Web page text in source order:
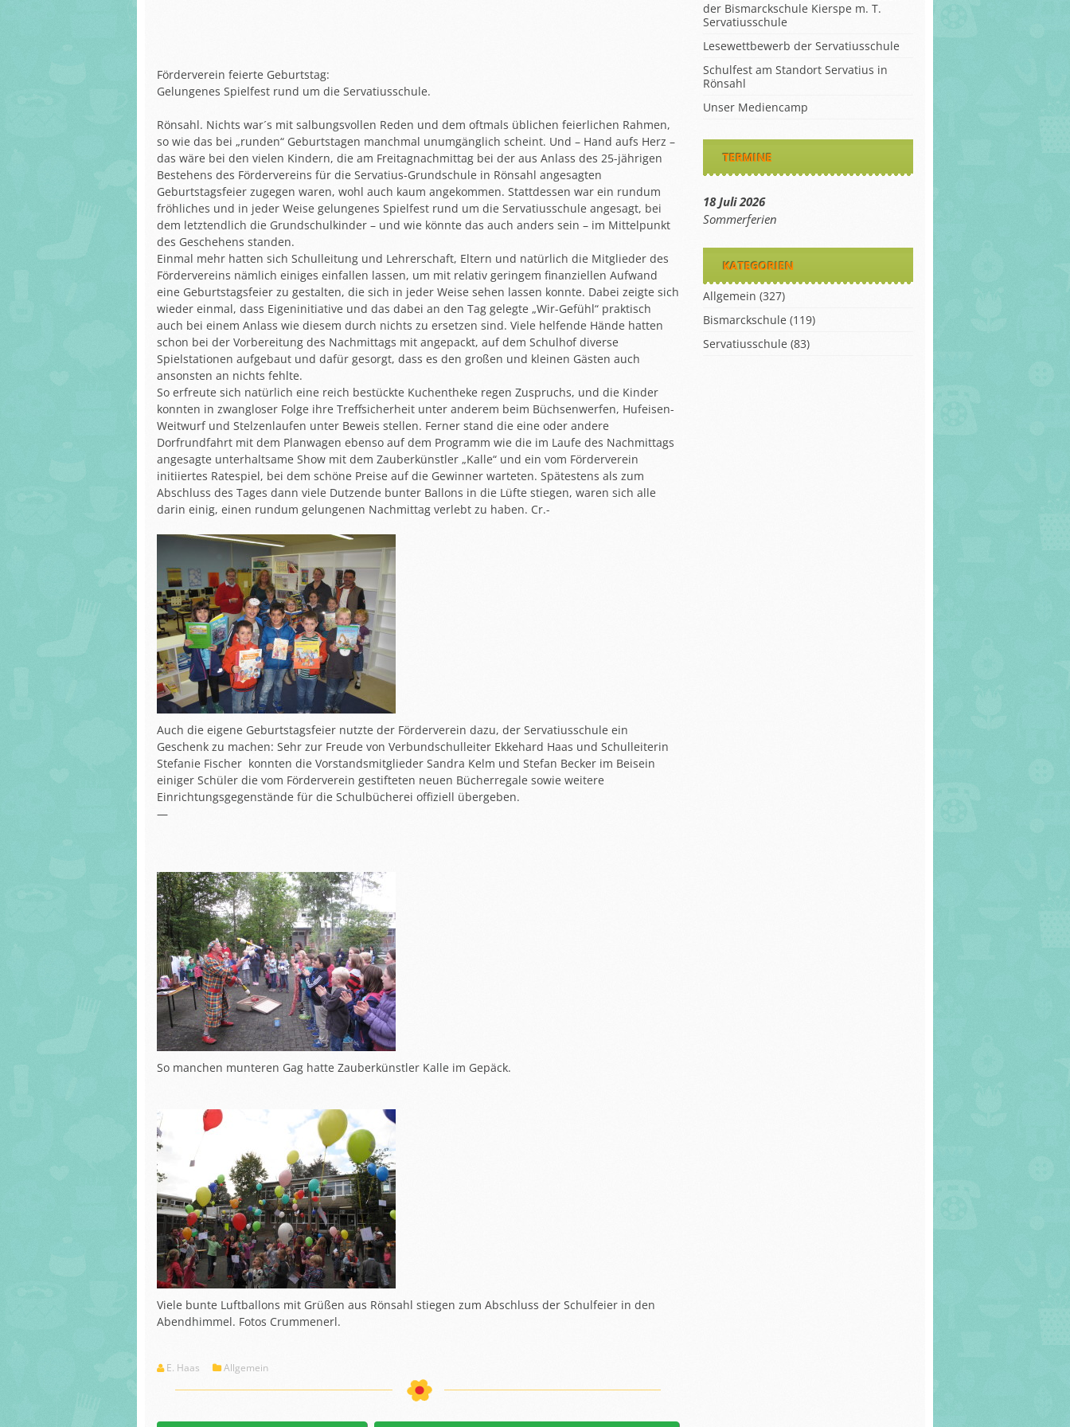
Arbeiten der Schüler
und Schülerinnen
Bismarckschule
Links und Hinweise
Servatiusschule
Links und Hinweise
Förderverein feierte Geburtstag:
Gelungenes Spielfest rund um die Servatiusschule.
Rönsahl. Nichts war´s mit salbungsvollen Reden und dem oftmals üblichen feierlichen Rahmen,
so wie das bei „runden“ Geburtstagen manchmal unumgänglich scheint. Und – Hand aufs Herz –
das wäre bei den vielen Kindern, die am Freitagnachmittag bei der aus Anlass des 25-jährigen
Bestehens des Fördervereins für die Servatius-Grundschule in Rönsahl angesagten
Geburtstagsfeier zugegen waren, wohl auch kaum angekommen. Stattdessen war ein rundum
fröhliches und in jeder Weise gelungenes Spielfest rund um die Servatiusschule angesagt, bei
dem letztendlich die Grundschulkinder – und wie könnte das auch anders sein – im Mittelpunkt
des Geschehens standen.
Einmal mehr hatten sich Schulleitung und Lehrerschaft, Eltern und natürlich die Mitglieder des
Fördervereins nämlich einiges einfallen lassen, um mit relativ geringem finanziellen Aufwand
eine Geburtstagsfeier zu gestalten, die sich in jeder Weise sehen lassen konnte. Dabei zeigte sich
wieder einmal, dass Eigeninitiative und das dabei an den Tag gelegte „Wir-Gefühl“ praktisch
auch bei einem Anlass wie diesem durch nichts zu ersetzen sind. Viele helfende Hände hatten
schon bei der Vorbereitung des Nachmittags mit angepackt, auf dem Schulhof diverse
Spielstationen aufgebaut und dafür gesorgt, dass es den großen und kleinen Gästen auch
ansonsten an nichts fehlte.
So erfreute sich natürlich eine reich bestückte Kuchentheke regen Zuspruchs, und die Kinder
konnten in zwangloser Folge ihre Treffsicherheit unter anderem beim Büchsenwerfen, Hufeisen-
Weitwurf und Stelzenlaufen unter Beweis stellen. Ferner stand die eine oder andere
Dorfrundfahrt mit dem Planwagen ebenso auf dem Programm wie die im Laufe des Nachmittags
angesagte unterhaltsame Show mit dem Zauberkünstler „Kalle“ und ein vom Förderverein
initiiertes Ratespiel, bei dem schöne Preise auf die Gewinner warteten. Spätestens als zum
Abschluss des Tages dann viele Dutzende bunter Ballons in die Lüfte stiegen, waren sich alle
darin einig, einen rundum gelungenen Nachmittag verlebt zu haben. Cr.-
Auch die eigene Geburtstagsfeier nutzte der Förderverein dazu, der Servatiusschule ein
Geschenk zu machen: Sehr zur Freude von Verbundschulleiter Ekkehard Haas und Schulleiterin
Stefanie Fischer konnten die Vorstandsmitglieder Sandra Kelm und Stefan Becker im Beisein
einiger Schüler die vom Förderverein gestifteten neuen Bücherregale sowie weitere
Einrichtungsgegenstände für die Schulbücherei offiziell übergeben.
—
So manchen munteren Gag hatte Zauberkünstler Kalle im Gepäck.
Viele bunte Luftballons mit Grüßen aus Rönsahl stiegen zum Abschluss der Schulfeier in den
Abendhimmel. Fotos Crummenerl.
E. Haas Allgemein
der Bismarckschule Kierspe m. T.
Servatiusschule
Lesewettbewerb der Servatiusschule
Schulfest am Standort Servatius in
Rönsahl
Unser Mediencamp
TERMINE
18 Juli 2026
Sommerferien
KATEGORIEN
Allgemein (327)
Bismarckschule (119)
Servatiusschule (83)